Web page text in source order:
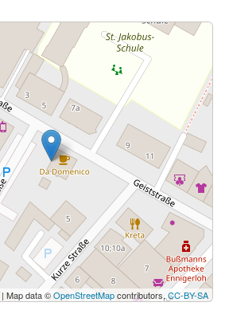
| Map data ©OpenStreetMapcontributors,CC-BY-SA